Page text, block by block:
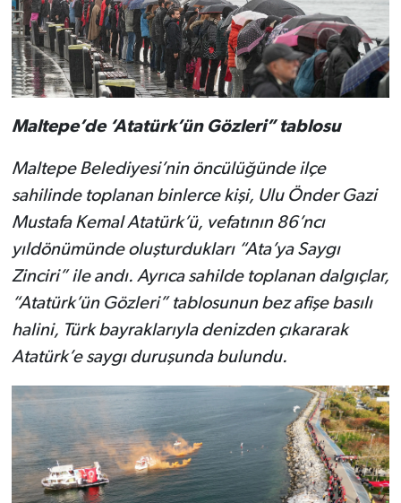
Maltepe’de ‘Atatürk’ün Gözleri” tablosu
Maltepe Belediyesi’nin öncülüğünde ilçe
sahilinde toplanan binlerce kişi, Ulu Önder Gazi
Mustafa Kemal Atatürk’ü, vefatının 86’ncı
yıldönümünde oluşturdukları “Ata’ya Saygı
Zinciri” ile andı. Ayrıca sahilde toplanan dalgıçlar,
“Atatürk’ün Gözleri” tablosunun bez afişe basılı
halini, Türk bayraklarıyla denizden çıkararak
Atatürk’e saygı duruşunda bulundu.